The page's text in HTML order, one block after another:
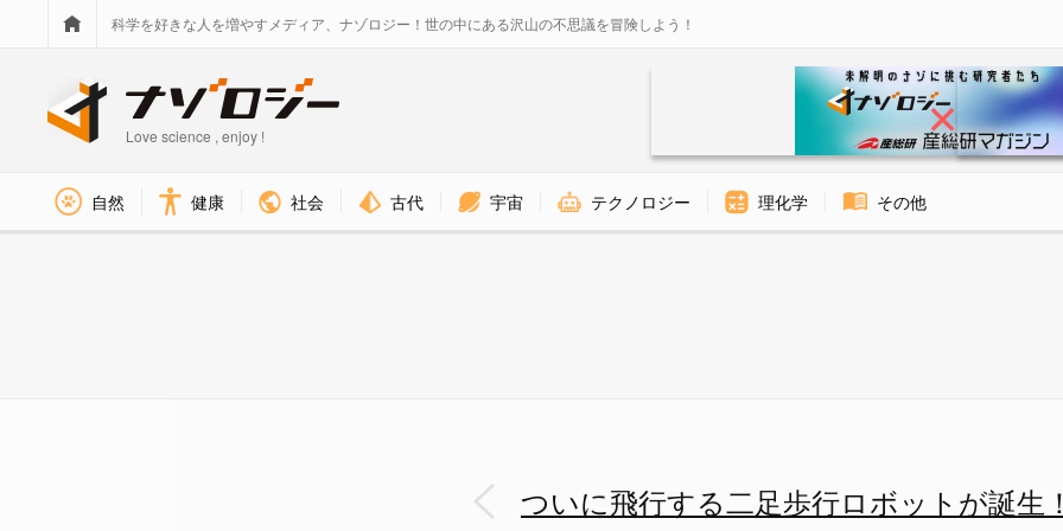
科学を好きな人を増やすメディア、ナゾロジー！世の中にある沢山の不思議を冒険しよう！
Love science , enjoy !
自然 健康 社会 古代 宇宙 テクノロジー 理化学 その他
ついに飛行する二足歩行ロボットが誕生